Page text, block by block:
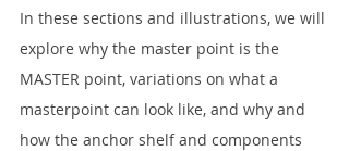
In these sections and illustrations, we will
explore why the master point is the
MASTER point, variations on what a
masterpoint can look like, and why and
how the anchor shelf and components